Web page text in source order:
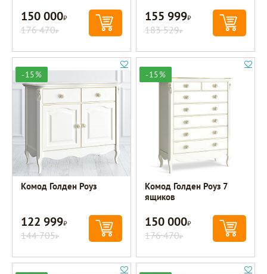
150 000Р
176 470Р
155 999Р
183 529Р
-15%
Комод Голден Роуз
122 999Р
144 705Р
-15%
Комод Голден Роуз 7
ящиков
150 000Р
176 470Р